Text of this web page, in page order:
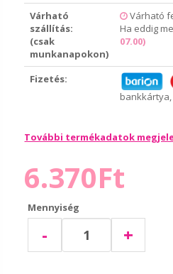
Várható
szállítás:
(csak
munkanapokon)
Várható
Ha eddig
07.00)
Fizetés:
További termékadatok
6.370Ft
Mennyiség
- +